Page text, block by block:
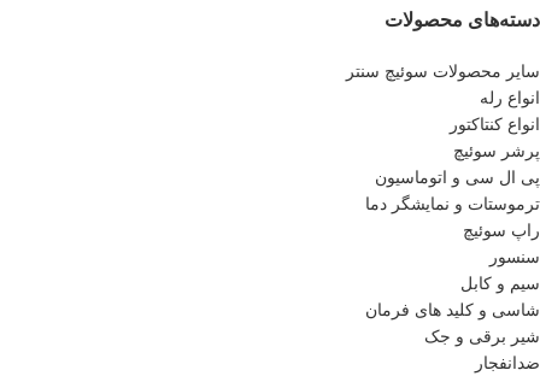
دسته‌های محصولات
سایر محصولات سوئیچ سنتر
انواع رله
انواع کنتاکتور
پرشر سوئیچ
پی ال سی و اتوماسیون
ترموستات و نمایشگر دما
راپ سوئیچ
سنسور
سیم و کابل
شاسی و کلید های فرمان
شیر برقی و جک
ضدانفجار